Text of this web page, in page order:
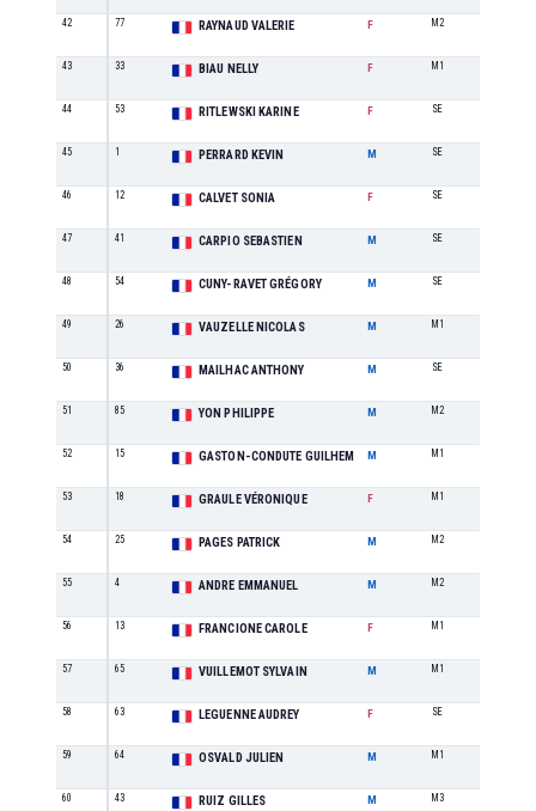
42 77 RAYNAUD VALERIE F M2
43 33 BIAU NELLY F M1
44 53 RITLEWSKI KARINE F SE
45 1 PERRARD KEVIN M SE
46 12 CALVET SONIA F SE
47 41 CARPIO SEBASTIEN M SE
48 54 CUNY-RAVET GRÉGORY M SE
49 26 VAUZELLE NICOLAS M M1
50 36 MAILHAC ANTHONY M SE
51 85 YON PHILIPPE M M2
52 15 GASTON-CONDUTE GUILHEM M M1
53 18 GRAULE VÉRONIQUE F M1
54 25 PAGES PATRICK M M2
55 4 ANDRE EMMANUEL M M2
56 13 FRANCIONE CAROLE F M1
57 65 VUILLEMOT SYLVAIN M M1
58 63 LEGUENNE AUDREY F SE
59 64 OSVALD JULIEN M M1
60 43 RUIZ GILLES M M3